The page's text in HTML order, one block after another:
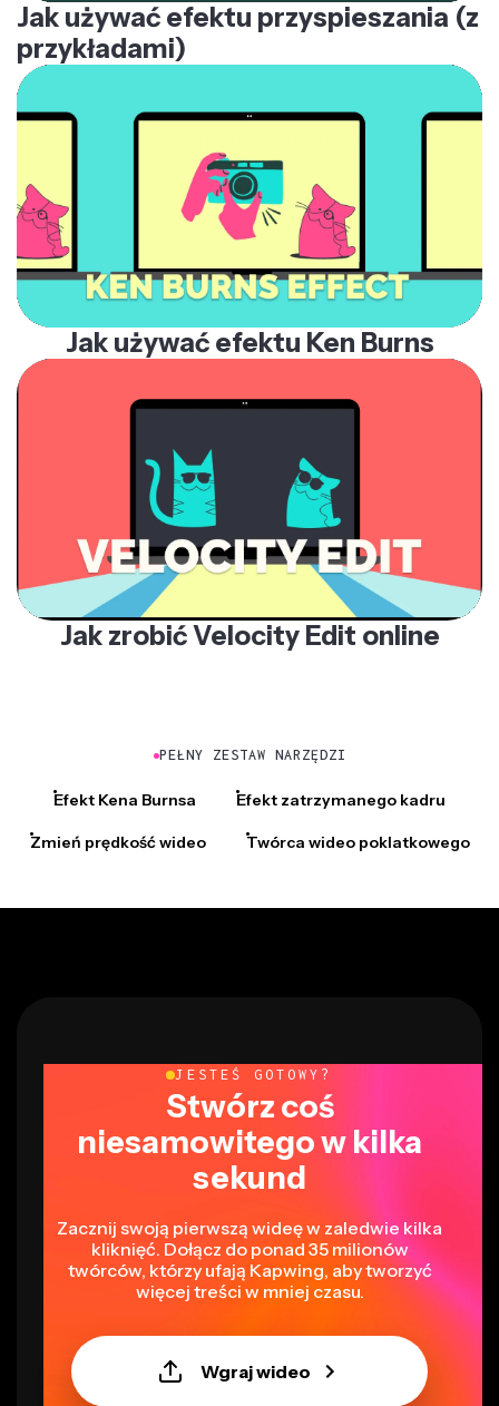
Jak używać efektu przyspieszania (z
przykładami)
Jak używać efektu Ken Burns
Jak zrobić Velocity Edit online
PEŁNY ZESTAW NARZĘDZI
Efekt Kena Burnsa Efekt zatrzymanego kadru
Zmień prędkość wideo Twórca wideo poklatkowego
JESTEŚ GOTOWY?
Stwórz coś
niesamowitego w kilka
sekund
Zacznij swoją pierwszą wideę w zaledwie kilka
kliknięć. Dołącz do ponad 35 milionów
twórców, którzy ufają Kapwing, aby tworzyć
więcej treści w mniej czasu.
Wgraj wideo